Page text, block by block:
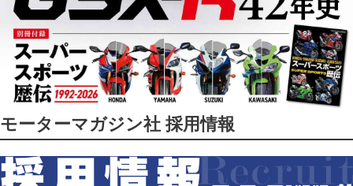
モーターマガジン社 採用情報